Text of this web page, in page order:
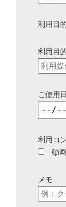
利用目
利用目
ご使用日
利用コ
動画
メモ